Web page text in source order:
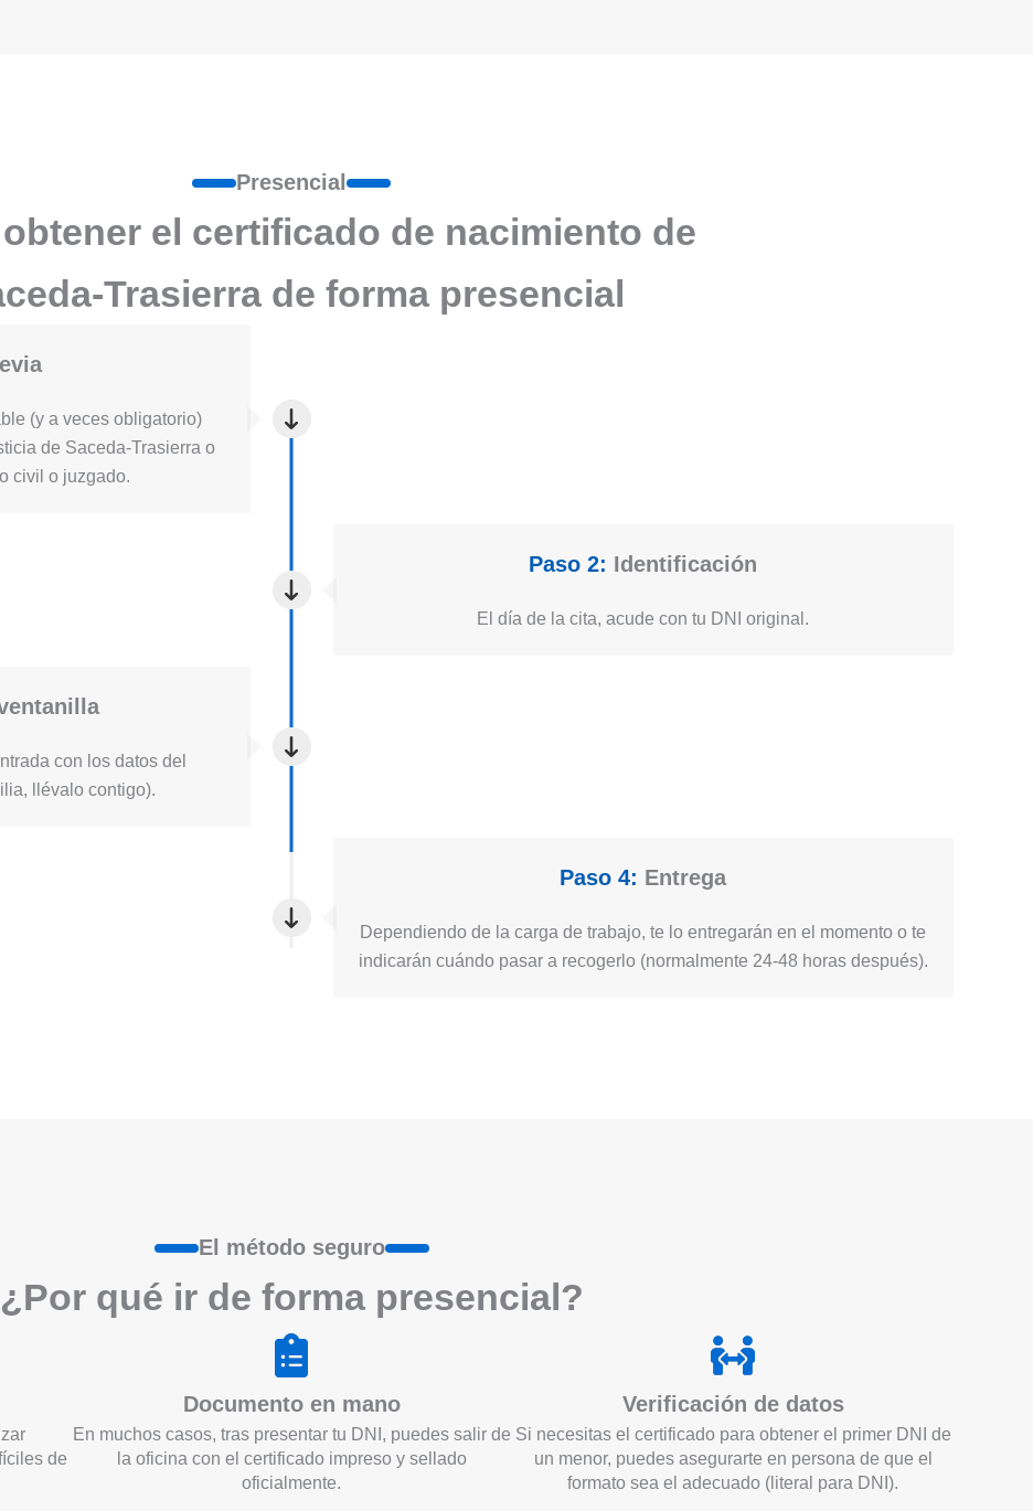
Presencial
el certificado de nacimiento de
Trasierra de forma presencial
(y a veces obligatorio)
de Saceda-Trasierra o
civil o juzgado.
Paso 2: Identificación
El día de la cita, acude con tu DNI original.
con los datos del
llévalo contigo).
Paso 4: Entrega
Dependiendo de la carga de trabajo, te lo entregarán en el momento o te
indicarán cuándo pasar a recogerlo (normalmente 24-48 horas después).
El método seguro
¿Por qué ir de formapresencial?
de
Documento en mano
En muchos casos, tras presentar tu DNI, puedes salir de
la oficina con el certificado impreso y sellado
oficialmente.
Verificación de datos
Si necesitas el certificado para obtener el primer DNI de
un menor, puedes asegurarte en persona de que el
formato sea el adecuado (literal para DNI).